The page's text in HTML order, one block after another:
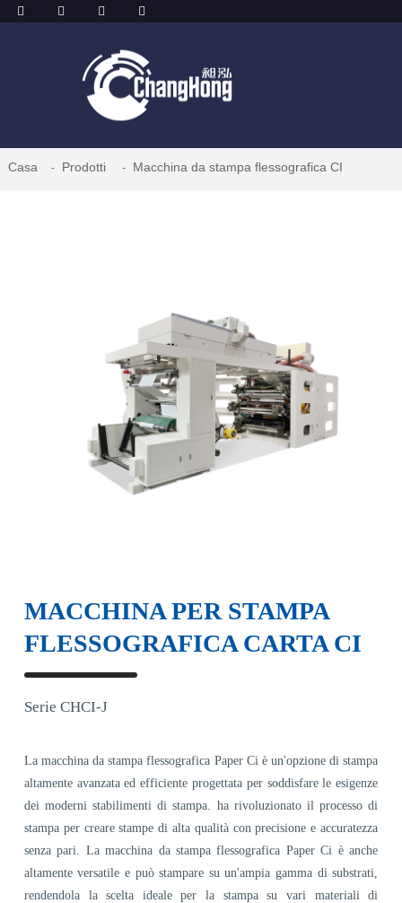
Casa Prodotti Macchina da stampa flessografica CI
MACCHINA PER STAMPA
FLESSOGRAFICA CARTA CI
Serie CHCI-J
La macchina da stampa flessografica Paper Ci è un'opzione di stampa
altamente avanzata ed efficiente progettata per soddisfare le esigenze
dei moderni stabilimenti di stampa. ha rivoluzionato il processo di
stampa per creare stampe di alta qualità con precisione e accuratezza
senza pari. La macchina da stampa flessografica Paper Ci è anche
altamente versatile e può stampare su un'ampia gamma di substrati,
rendendola la scelta ideale per la stampa su vari materiali di